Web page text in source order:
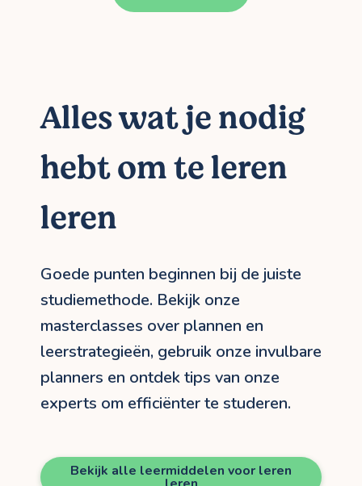
Alles wat je nodig
hebt om te leren
leren
Goede punten beginnen bij de juiste
studiemethode. Bekijk onze
masterclasses over plannen en
leerstrategieën, gebruik onze invulbare
planners en ontdek tips van onze
experts om efficiënter te studeren.
Bekijk alle leermiddelen voor leren